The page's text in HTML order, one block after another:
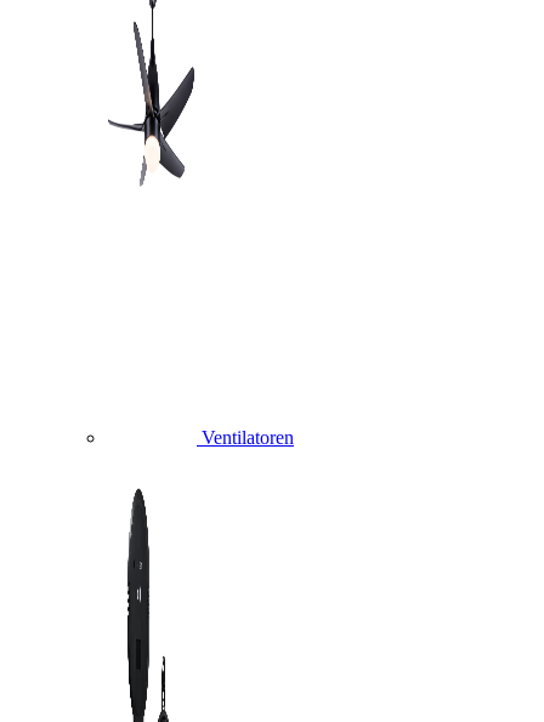
Ventilatoren